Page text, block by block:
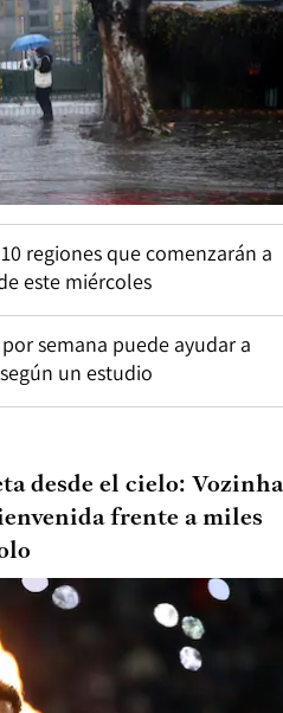
regiones que comenzarán a
este miércoles
semana puede ayudar a
un estudio
desde el cielo: Vozinha
frente a miles